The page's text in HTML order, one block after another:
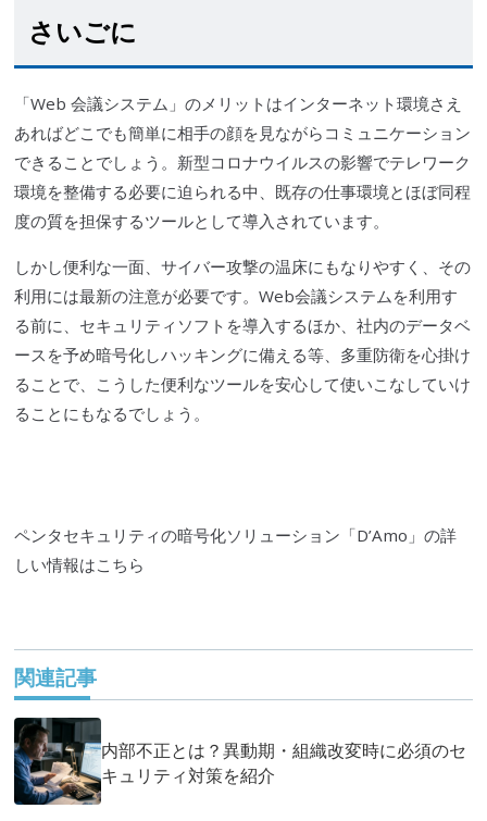
さいごに
「Web 会議システム」のメリットはインターネット環境さえ
あればどこでも簡単に相手の顔を見ながらコミュニケーション
できることでしょう。 新型コロナウイルスの影響でテレワーク
環境を整備する必要に迫られる中、既存の仕事環境とほぼ同程
度の質を担保するツールとして導入されています。
しかし便利な一面、サイバー攻撃の温床にもなりやすく、その
利用には最新の注意が必要です。Web会議システムを利用す
る前に、セキュリティソフトを導入するほか、社内のデータベ
ースを予め暗号化しハッキングに備える等、多重防衛を心掛け
ることで、こうした便利なツールを安心して使いこなしていけ
ることにもなるでしょう。
ペンタセキュリティの暗号化ソリューション「D’Amo 」の詳
しい情報はこちら
関連記事
内部不正とは？異動期・組織改変時に必須のセ
キュリティ対策を紹介